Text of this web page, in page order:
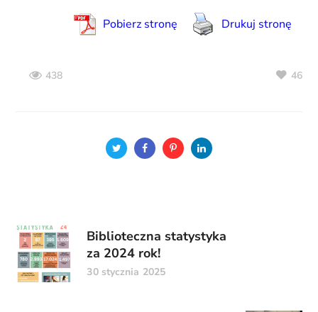
Pobierz stronę Drukuj stronę
438 46
Biblioteczna statystyka
za 2024 rok!
30 stycznia 2025